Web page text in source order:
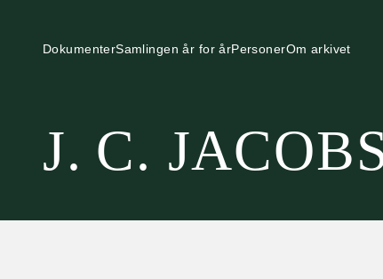
DokumenterSamlingen år for årPersonerOm arkivet
J. C.